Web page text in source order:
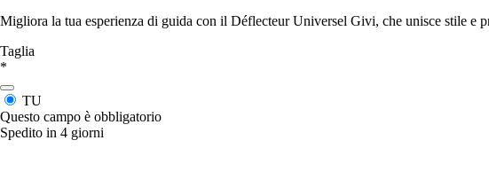
Migliora la tua esperienza di guida con il Déflecteur Universel Givi, che unisce stile e
Taglia
*
TU
Questo campo è obbligatorio
Spedito in 4 giorni